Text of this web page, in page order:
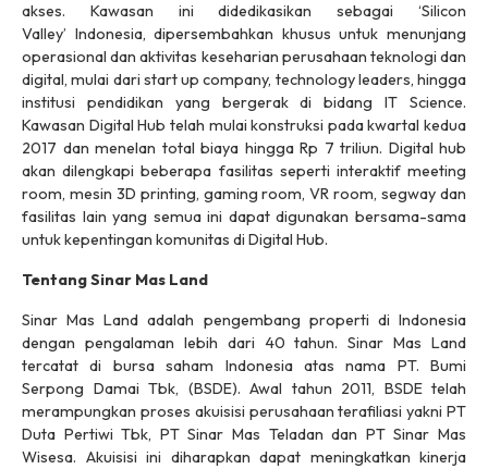
akses. Kawasan ini didedikasikan sebagai ‘Silicon
Valley’ Indonesia, dipersembahkan khusus untuk menunjang
operasional dan aktivitas keseharian perusahaan teknologi dan
digital, mulai dari start up company, technology leaders, hingga
institusi pendidikan yang bergerak di bidangIT Science.
Kawasan Digital Hub telah mulai konstruksi pada kwartal kedua
2017 dan menelan total biaya hingga Rp 7 triliun. Digital hub
akan dilengkapi beberapa fasilitas seperti interaktif meeting
room, mesin 3D printing, gaming room,VR room,segway dan
fasilitas lain yang semua ini dapat digunakan bersama-sama
untuk kepentingan komunitas di Digital Hub.
Tentang Sinar Mas Land
Sinar Mas Land adalah pengembang properti di Indonesia
dengan pengalaman lebih dari 40 tahun. Sinar Mas Land
tercatat di bursa saham Indonesia atas nama PT. Bumi
Serpong Damai Tbk, (BSDE). Awal tahun 2011, BSDE telah
merampungkan proses akuisisi perusahaan terafiliasi yakni PT
Duta Pertiwi Tbk, PT Sinar Mas Teladan dan PT Sinar Mas
Wisesa. Akuisisi ini diharapkan dapat meningkatkan kinerja